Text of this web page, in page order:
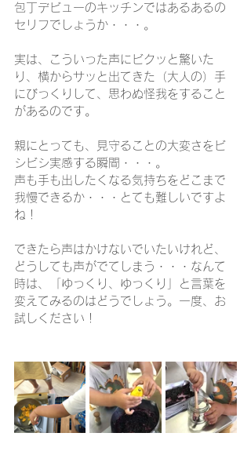
包丁デビューのキッチンではあるあるの
セリフでしょうか・・・。
実は、こういった声にビクッと驚いた
り、横からサッと出てきた（大人の）手
にびっくりして、思わぬ怪我をすること
があるのです。
親にとっても、見守ることの大変さをビ
シビシ実感する瞬間・・・。
声も手も出したくなる気持ちをどこまで
我慢できるか・・・とても難しいですよ
ね！
できたら声はかけないでいたいけれど、
どうしても声がでてしまう・・・なんて
時は、「ゆっくり、ゆっくり」と言葉を
変えてみるのはどうでしょう。一度、お
試しください！